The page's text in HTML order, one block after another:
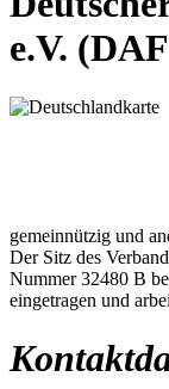
e.V.
gemeinnützig und
Der Sitz des
Nummer 32480 B
eingetragen und